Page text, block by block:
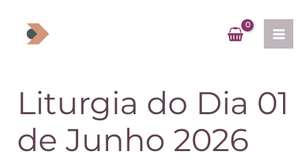
Liturgia do Dia 01
de Junho 2026